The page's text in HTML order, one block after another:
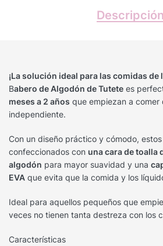
Descripción
¡La solución ideal para las comidas de
Babero de Algodón de Tutete es
meses a 2 años que empiezan a comer
independiente.
Con un diseño práctico y cómodo,
confeccionados con una cara de toalla
algodón para mayor suavidad y una
EVA que evita que la comida y los
Ideal para aquellos pequeños que
veces no tienen tanta destreza con los
Características